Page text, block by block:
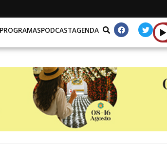
PROGRAMASPODCASTAGENDA